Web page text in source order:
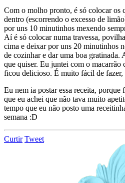
Com o molho pronto, é só colocar os
dentro (escorrendo o excesso de
por uns 10 minutinhos mexendo
Aí é só colocar numa travessa,
cima e deixar por uns 20 minutinhos
de cozinhar e dar uma boa gratinada.
que quiser. Eu juntei com o macarrão
ficou delicioso. É muito fácil de fazer,
Eu nem ia postar essa receita,
que eu achei que não tava muito
tempo que eu não posto uma
semana :D
Curtir Tweet